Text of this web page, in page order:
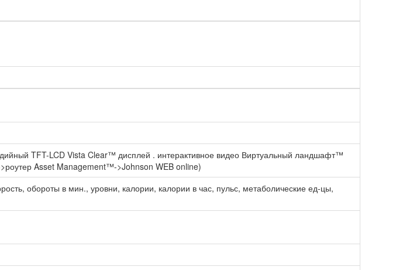
TFT-LCD Vista Clear™ дисплей . интерактивное видео Виртуальный ландшафт™
Asset Management™->Johnson WEB online)
обороты в мин., уровни, калории, калории в час, пульс, метаболические ед-цы,